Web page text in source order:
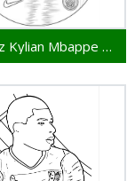
Ücretsiz Kylian Mbappe Çocuklar İçin